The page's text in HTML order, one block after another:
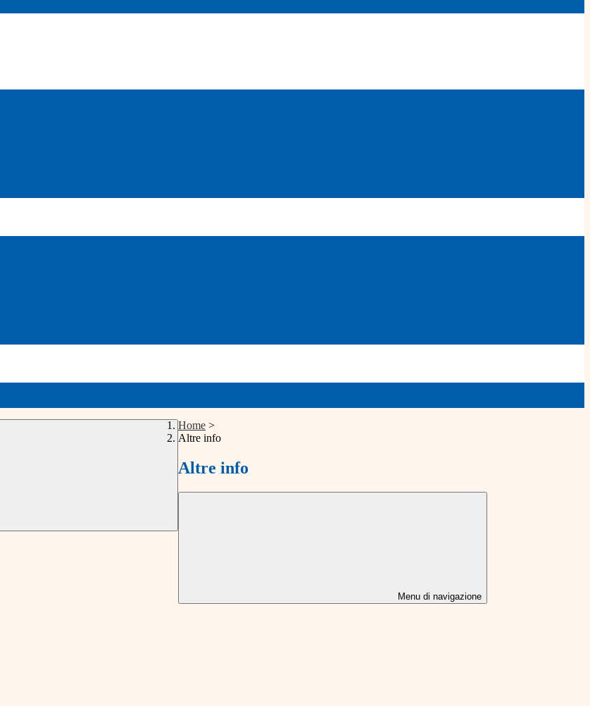
Home >
Altre info
Altre info
Menu di navigazione